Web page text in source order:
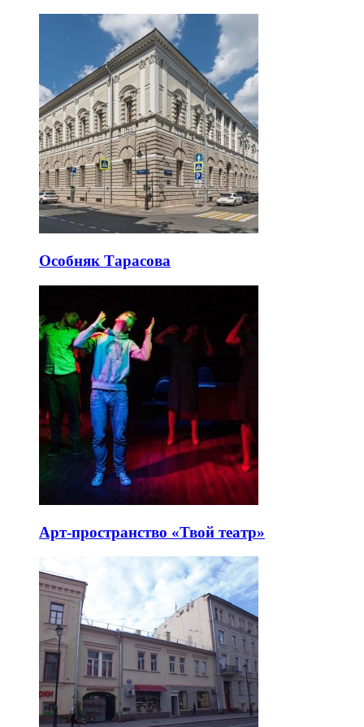
Особняк Тарасова
Арт-пространство «Твой театр»